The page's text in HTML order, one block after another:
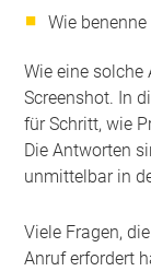
Wie
Wie eine
Screenshot. In
für Schritt, wie
Die Antworten
unmittelbar in
Viele Fragen,
Anruf erfordert